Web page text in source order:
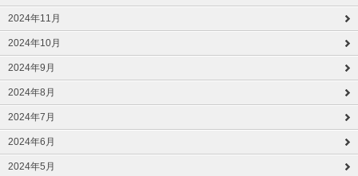
2024年11月
2024年10月
2024年9月
2024年8月
2024年7月
2024年6月
2024年5月